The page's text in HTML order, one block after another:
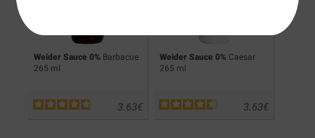
Weider Sauce 0% Barbacue
265 ml
€
3.63
Weider Sauce 0% Caesar
265 ml
€
3.63